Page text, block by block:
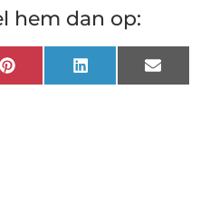
hem dan op:
Pinterest LinkedIn Email